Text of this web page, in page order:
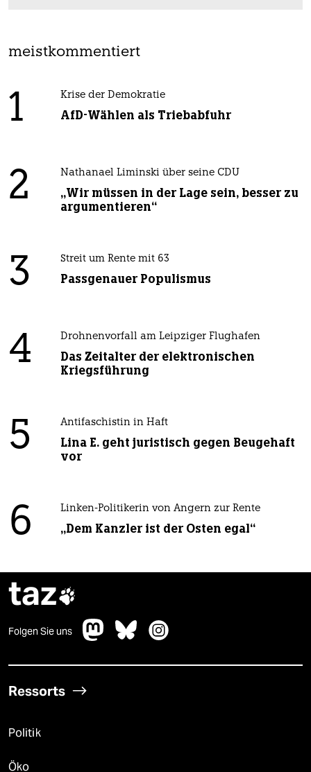
meistkommentiert
1 Krise der Demokratie
AfD-Wählen als Triebabfuhr
2 Nathanael Liminski über seine CDU
„Wir müssen in der Lage sein, besser zu
argumentieren“
3 Streit um Rente mit 63
Passgenauer Populismus
4 Drohnenvorfall am Leipziger Flughafen
Das Zeitalter der elektronischen
Kriegsführung
5 Antifaschistin in Haft
Lina E. geht juristisch gegen Beugehaft
vor
6 Linken-Politikerin von Angern zur Rente
„Dem Kanzler ist der Osten egal“
taz
Folgen Sie uns
Ressorts
Politik
Öko